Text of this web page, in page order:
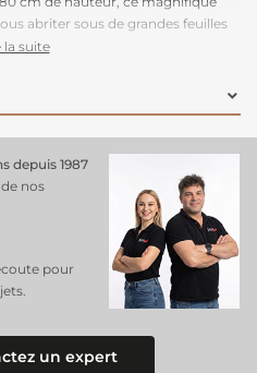
abriter sous de grandes feuilles
une atmosphère apaisante et
Ce
une touche de nature
la suite
depuis 1987
nos
pour
un expert